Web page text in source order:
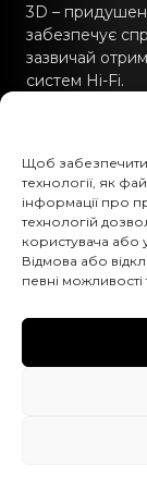
Щоб забезпечити
технології, як
інформації про
технологій
користувача або
Відмова або
певні можливості
3D –
забезпечує
зазвичай
систем Hi-Fi.